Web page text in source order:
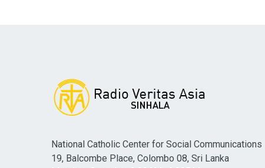
National Catholic Center for Social Communications
19, Balcombe Place, Colombo 08, Sri Lanka